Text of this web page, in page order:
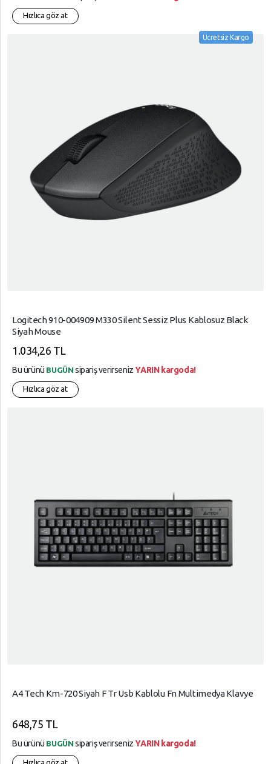
Hızlıca göz at
Ücretsiz Kargo
Logitech 910-004909 M330 Silent Sessiz Plus Kablosuz Black
Siyah Mouse
1.034,26 TL
Bu ürünü BUGÜN sipariş verirsenizYARIN kargoda!
Hızlıca göz at
A4 Tech Km-720 Siyah F Tr Usb Kablolu Fn Multimedya Klavye
648,75 TL
Bu ürünü BUGÜN sipariş verirsenizYARIN kargoda!
Hızlıca göz at